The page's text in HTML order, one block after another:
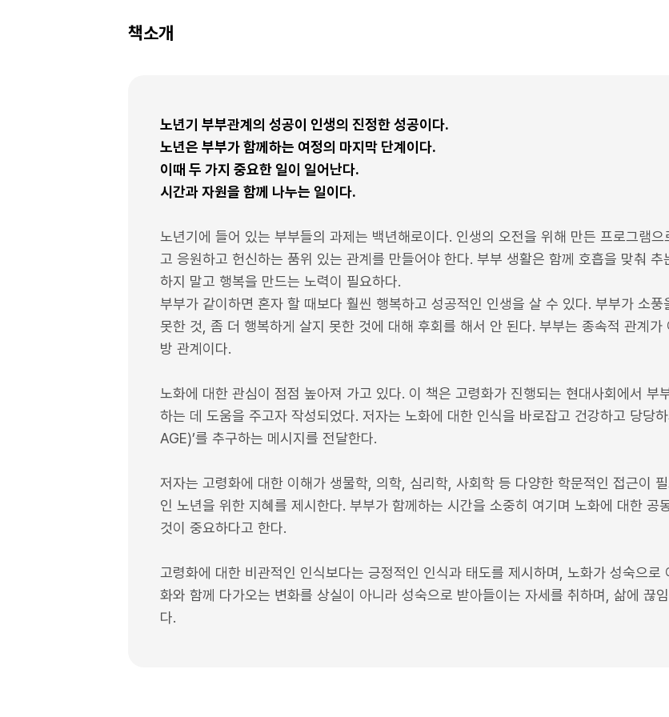
책소개
노년기 부부관계의 성공이 인생의 진정한 성공이다.
노년은 부부가 함께하는 여정의 마지막 단계이다.
이때 두 가지 중요한 일이 일어난다.
시간과 자원을 함께 나누는 일이다.
노년기에 들어 있는 부부들의 과제는 백년해로이다. 인생의 오전을 위해 만든 프로그램
고 응원하고 헌신하는 품위 있는 관계를 만들어야 한다. 부부 생활은 함께 호흡을 맞춰
하지 말고 행복을 만드는 노력이 필요하다.
부부가 같이하면 혼자 할 때보다 훨씬 행복하고 성공적인 인생을 살 수 있다. 부부가 소
못한 것, 좀 더 행복하게 살지 못한 것에 대해 후회를 해서 안 된다. 부부는 종속적 관계
방 관계이다.
노화에 대한 관심이 점점 높아져 가고 있다. 이 책은 고령화가 진행되는 현대사회에서 부
하는 데 도움을 주고자 작성되었다. 저자는 노화에 대한 인식을 바로잡고 건강하고 당당
AGE)’를 추구하는 메시지를 전달한다.
저자는 고령화에 대한 이해가 생물학, 의학, 심리학, 사회학 등 다양한 학문적인 접근이
인 노년을 위한 지혜를 제시한다. 부부가 함께하는 시간을 소중히 여기며 노화에 대한 공
것이 중요하다고 한다.
고령화에 대한 비관적인 인식보다는 긍정적인 인식과 태도를 제시하며, 노화가 성숙으
화와 함께 다가오는 변화를 상실이 아니라 성숙으로 받아들이는 자세를 취하며, 삶에 끊
다.